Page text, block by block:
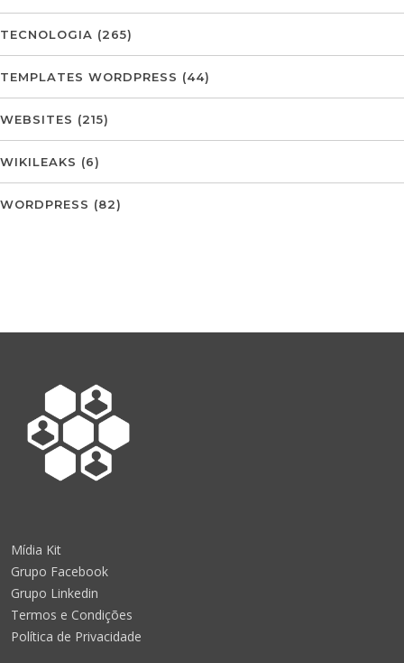
TECNOLOGIA (265)
TEMPLATES WORDPRESS (44)
WEBSITES (215)
WIKILEAKS (6)
WORDPRESS (82)
Mídia Kit
Grupo Facebook
Grupo Linkedin
Termos e Condições
Política de Privacidade